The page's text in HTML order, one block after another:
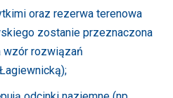
oraz rezerwa terenowa
zostanie przeznaczona
wzór rozwiązań